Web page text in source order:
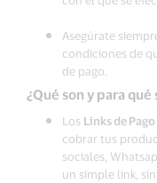
Asegúrate
condiciones de
de pago.
¿Qué son y para qué
Los Links de Pago
cobrar tus
sociales,
un simple link,